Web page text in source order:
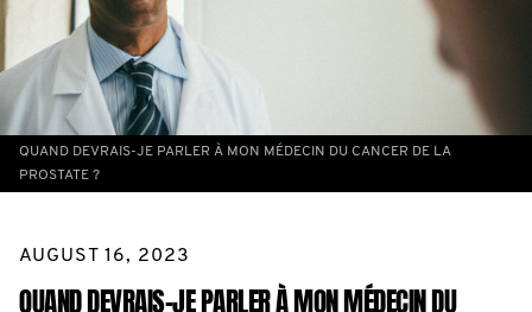
QUAND DEVRAIS-JE PARLER À MON MÉDECIN DU CANCER DE LA
PROSTATE ?
AUGUST 16, 2023
QUAND DEVRAIS-JE PARLER À MON MÉDECIN DU